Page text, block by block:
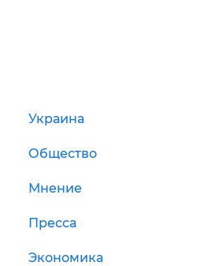
Украина
Общество
Мнение
Пресса
Экономика